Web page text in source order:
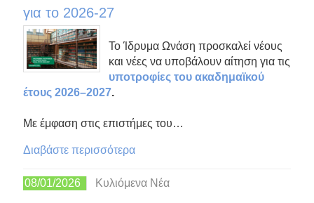
για το 2026-27
Το Ίδρυμα Ωνάση προσκαλεί νέους
και νέες να υποβάλουν αίτηση για τις
υποτροφίες του ακαδημαϊκού
έτους 2026–2027.
Με έμφαση στις επιστήμες του…
Διαβάστε περισσότερα
08/01/2026 Κυλιόμενα Νέα